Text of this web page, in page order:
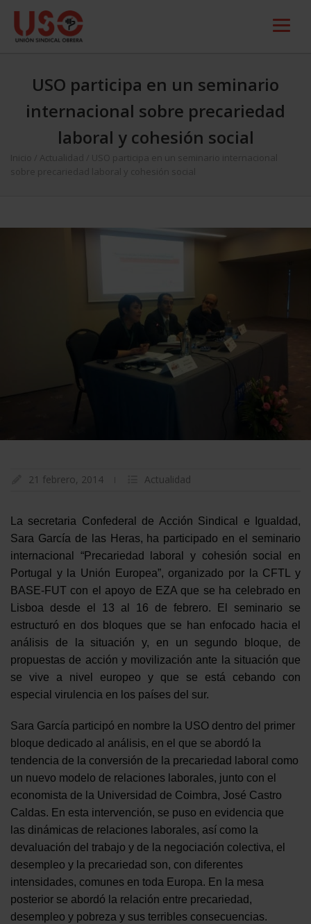
USO participa en un seminario
internacional sobre precariedad
laboral y cohesión social
Inicio Actualidad
USO participa en un seminario internacional
sobre precariedad laboral y cohesión social
21 febrero, 2014 Actualidad
La secretaria Confederal de Acción Sindical e Igualdad,
Sara García de las Heras, ha participado en el seminario
internacional “Precariedad laboral y cohesión social en
Portugal y la Unión Europea”, organizado por la CFTL y
BASE-FUT con el apoyo de EZA que se ha celebrado en
Lisboa desde el 13 al 16 de febrero. El seminario se
estructuró en dos bloques que se han enfocado hacia el
análisis de la situación y, en un segundo bloque, de
propuestas de acción y movilización ante la situación que
se vive a nivel europeo y que se está cebando con
especial virulencia en los países del sur.
Sara García participó en nombre la USO dentro del primer
bloque dedicado al análisis, en el que se abordó la
tendencia de la conversión de la precariedad laboral como
un nuevo modelo de relaciones laborales, junto con el
economista de la Universidad de Coimbra, José Castro
Caldas. En esta intervención, se puso en evidencia que
las dinámicas de relaciones laborales, así como la
devaluación del trabajo y de la negociación colectiva, el
desempleo y la precariedad son, con diferentes
intensidades, comunes en toda Europa. En la mesa
posterior se abordó la relación entre precariedad,
desempleo y pobreza y sus terribles consecuencias.